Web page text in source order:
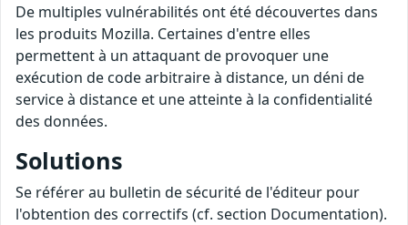
De multiples vulnérabilités ont été découvertes dans
les produits Mozilla. Certaines d'entre elles
permettent à un attaquant de provoquer une
exécution de code arbitraire à distance, un déni de
service à distance et une atteinte à la confidentialité
des données.
Solutions
Se référer au bulletin de sécurité de l'éditeur pour
l'obtention des correctifs (cf. section Documentation).